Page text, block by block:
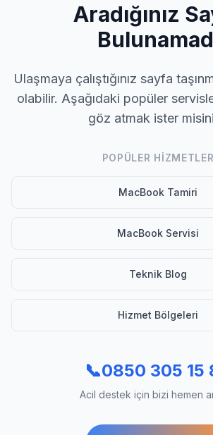
Aradığınız
Ulaşmaya çalıştığınız sayfa
olabilir. Aşağıdaki popüler
göz atmak ister
POPÜLER HIZMETLER
MacBook Tamiri
MacBook Servisi
Teknik Blog
Hizmet Bölgeleri
📞0850 305 15
Acil destek için bizi hemen